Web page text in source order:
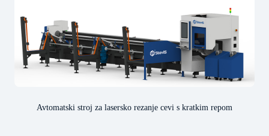
Avtomatski stroj za lasersko rezanje cevi s kratkim repom